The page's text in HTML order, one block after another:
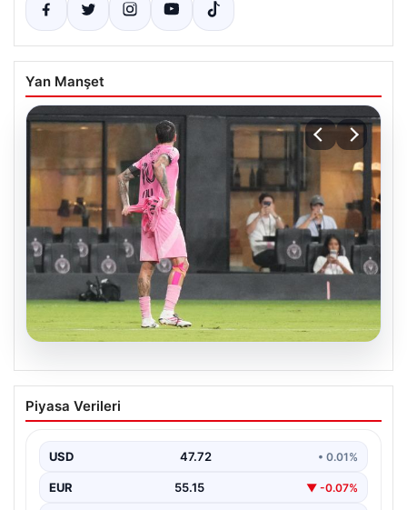
Yan Manşet
09.08.2026
Rodrigo De Paul’den Duygusal Gol
Sevinci: Messi’ye Anlamlı Jest
ardından sergilediği hareketle takım arkadaşı Lionel
Messi'ye…
Piyasa Verileri
USD 47.72 • 0.01%
EUR 55.15 ▼ -0.07%